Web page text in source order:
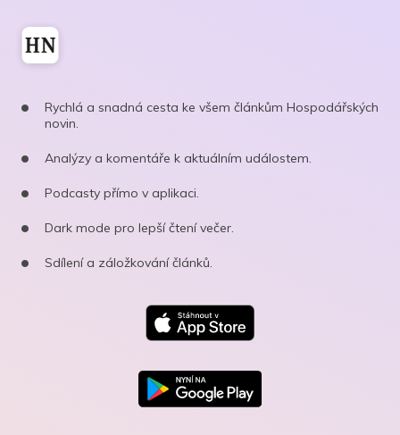
Rychlá a snadná cesta ke všem článkům Hospodářských
novin.
Analýzy a komentáře k aktuálním událostem.
Podcasty přímo v aplikaci.
Dark mode pro lepší čtení večer.
Sdílení a záložkování článků.